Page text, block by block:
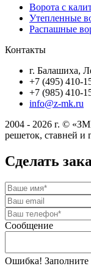
Ворота с
Утепленные
Распашные
Контакты
г. Балашиха,
+7 (495) 410-
+7 (985) 410-
info@z-mk.ru
2004 - 2026 г. ©
решеток, ставней и
Сделать
Сообщение
Ошибка! Заполните